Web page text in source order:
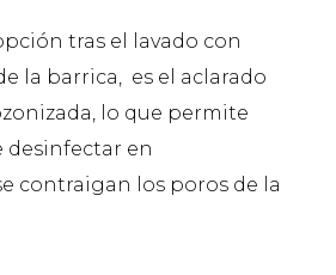
tras el lavado con
la barrica, es el aclarado
lo que permite
desinfectar en
contraigan los poros de la